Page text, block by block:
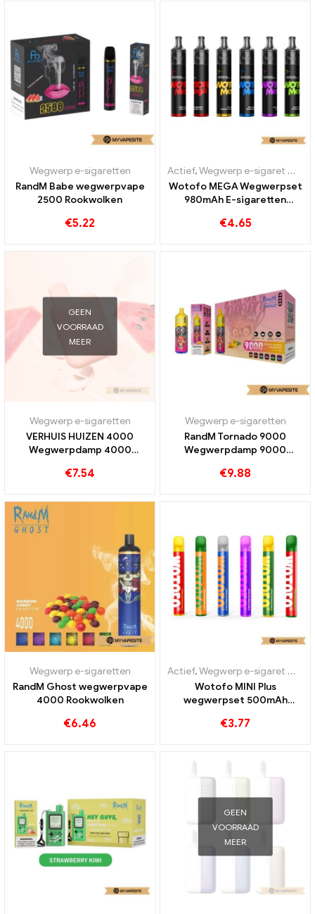
Wegwerp e-sigaretten
RandM Babe wegwerpvape
2500 Rookwolken
€5.22
Actief,Wegwerp e-sigaret met nicotine
Wotofo MEGA Wegwerpset
980mAh E-sigaretten
€4.65
GEEN
VOORRAAD
MEER
Wegwerp e-sigaretten
VERHUIS HUIZEN 4000
Wegwerpdamp 4000
€7.54
Wegwerp e-sigaretten
RandM Tornado 9000
Wegwerpdamp 9000
€9.88
Wegwerp e-sigaretten
RandM Ghost wegwerpvape
4000 Rookwolken
€6.46
Actief,Wegwerp e-sigaret met nicotine
Wotofo MINI Plus
wegwerpset 500mAh
groothandel丨Op maat
€3.77
GEEN
VOORRAAD
MEER